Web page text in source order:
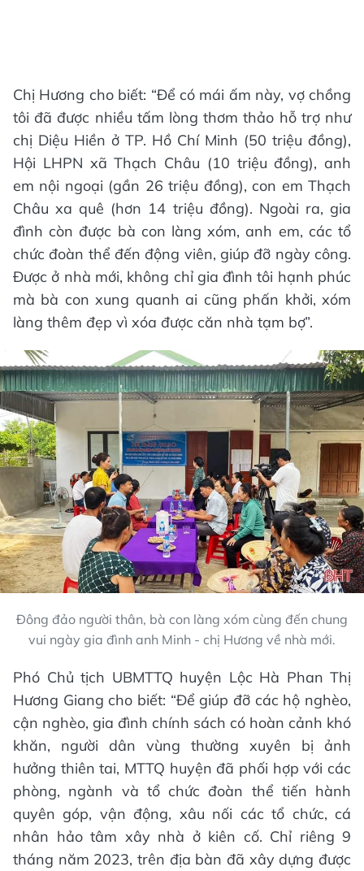
Chị Hương cho biết: “Để có mái ấm này, vợ chồng
tôi đã được nhiều tấm lòng thơm thảo hỗ trợ như
chị Diệu Hiền ở TP. Hồ Chí Minh (50 triệu đồng),
Hội LHPN xã Thạch Châu (10 triệu đồng), anh
em nội ngoại (gần 26 triệu đồng), con em Thạch
Châu xa quê (hơn 14 triệu đồng). Ngoài ra, gia
đình còn được bà con làng xóm, anh em, các tổ
chức đoàn thể đến động viên, giúp đỡ ngày công.
Được ở nhà mới, không chỉ gia đình tôi hạnh phúc
mà bà con xung quanh ai cũng phấn khởi, xóm
làng thêm đẹp vì xóa được căn nhà tạm bợ”.
Đông đảo người thân, bà con làng xóm cùng đến chung
vui ngày gia đình anh Minh - chị Hương về nhà mới.
Phó Chủ tịch UBMTTQ huyện Lộc Hà Phan Thị
Hương Giang cho biết: “Để giúp đỡ các hộ nghèo,
cận nghèo, gia đình chính sách có hoàn cảnh khó
khăn, người dân vùng thường xuyên bị ảnh
hưởng thiên tai, MTTQ huyện đã phối hợp với các
phòng, ngành và tổ chức đoàn thể tiến hành
quyên góp, vận động, xâu nối các tổ chức, cá
nhân hảo tâm xây nhà ở kiên cố. Chỉ riêng 9
tháng năm 2023, trên địa bàn đã xây dựng được